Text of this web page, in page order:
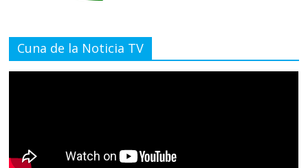
Cuna de la Noticia TV